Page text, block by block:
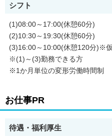
シフト
(1)08:00～17:00(休憩60分)
(2)10:30～19:30(休憩60分)
(3)16:00～10:00(休憩120分)※
※(1)～(3)勤務できる方
※1か月単位の変形労働時間制
お仕事PR
待遇・福利厚生